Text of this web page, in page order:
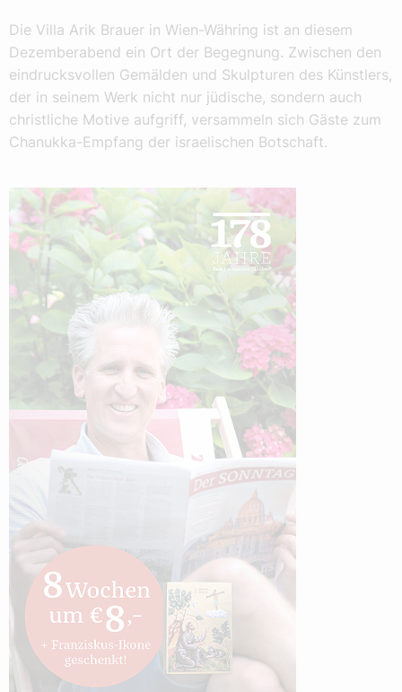
Die Villa Arik Brauer in Wien-Währing ist an diesem
Dezemberabend ein Ort der Begegnung. Zwischen den
eindrucksvollen Gemälden und Skulpturen des Künstlers,
der in seinem Werk nicht nur jüdische, sondern auch
christliche Motive aufgriff, versammeln sich Gäste zum
Chanukka-Empfang der israelischen Botschaft.